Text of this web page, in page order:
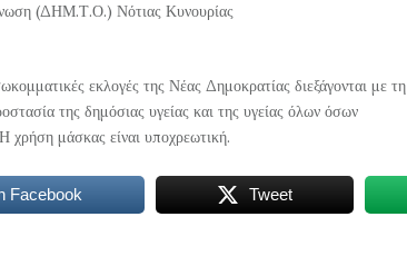
(ΔΗΜ.Τ.Ο.) Νότιας Κυνουρίας
εκλογές της Νέας Δημοκρατίας διεξάγονται με τη
της δημόσιας υγείας και της υγείας όλων όσων
χρήση μάσκας είναι υποχρεωτική.
Facebook Tweet